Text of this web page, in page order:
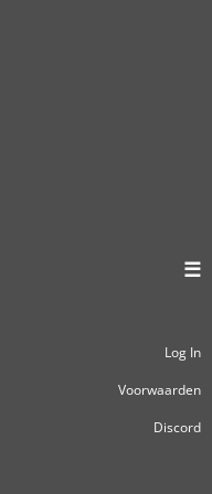
☰
Log In
Voorwaarden
Discord